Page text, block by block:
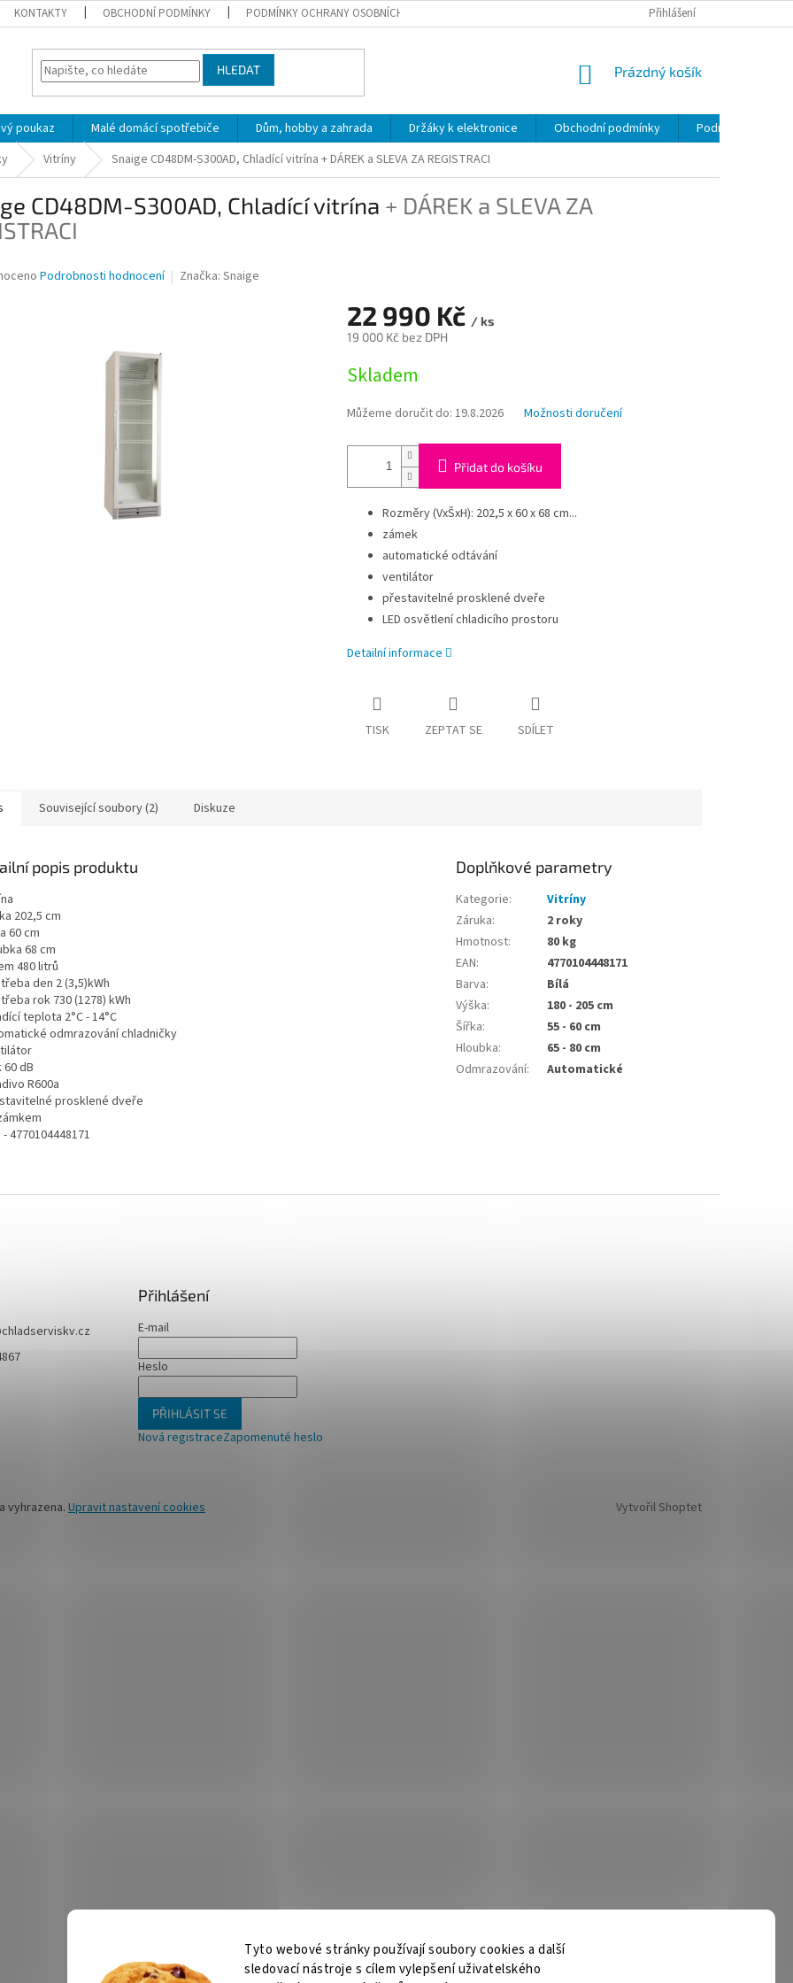
Tyto webové stránky používají soubory cookies a další
sledovací nástroje s cílem vylepšení uživatelského
KONTAKTY OBCHODNÍ PODMÍNKY PODMÍNKY OCHRANY OSOBNÍCH ÚDAJŮ Přihlášení
HLEDAT
NÁKUPNÍ
Prázdný košík
poukaz Malé domácí spotřebiče Dům, hobby a zahrada Držáky k elektronice Obchodní podmínky
Podmínky
Vitríny Snaige CD48DM-S300AD, Chladící vitrína + DÁREK a SLEVA ZA REGISTRACI
CD48DM-S300AD, Chladící vitrína + DÁREK a SLEVA ZA
Podrobnosti hodnocení Značka: Snaige
22 990 Kč / ks
19 000 Kč bez DPH
cena:
Skladem
Můžeme doručit do: 19.8.2026 Možnosti doručení
Přidat do košíku
Rozměry (VxŠxH): 202,5 x 60 x 68 cm...
zámek
automatické odtávání
ventilátor
přestavitelné prosklené dveře
LED osvětlení chladicího prostoru
Detailní informace
TISK ZEPTAT SE SDÍLET
Související soubory (2) Diskuze
popis produktu
202,5 cm
60 cm
68 cm
480 litrů
den 2 (3,5)kWh
rok 730 (1278) kWh
teplota 2°C - 14°C
odmrazování chladničky
60 dB
R600a
prosklené dveře
- 4770104448171
Doplňkové parametry
Kategorie:
Vitríny
Záruka:
2 roky
Hmotnost:
80 kg
EAN:
4770104448171
Barva:
Bílá
Výška:
180 - 205 cm
Šířka:
55 - 60 cm
Hloubka:
65 - 80 cm
Odmrazování: Automatické
chladserviskv.cz
Přihlášení
E-mail
Heslo
PŘIHLÁSIT SE
Nová registraceZapomenuté heslo
Vytvořil Shoptet
vyhrazena. Upravit nastavení cookies